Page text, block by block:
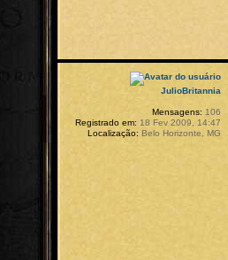
JulioBritannia
Mensagens: 106
Registrado em: 18 Fev 2009, 14:47
Localização: Belo Horizonte, MG